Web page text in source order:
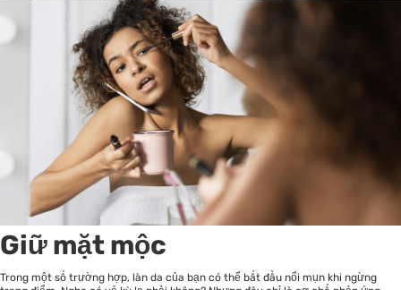
Giữ mặt mộc
Trong một số trường hợp, làn da của bạn có thể bắt đầu nổi mụn khi ngừng